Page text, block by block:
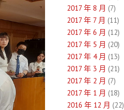
2017 年 8 月 (7)
2017 年 7 月 (11)
2017 年 6 月 (12)
2017 年 5 月 (20)
2017 年 4 月 (13)
2017 年 3 月 (21)
2017 年 2 月 (7)
2017 年 1 月 (18)
2016 年 12 月 (22)